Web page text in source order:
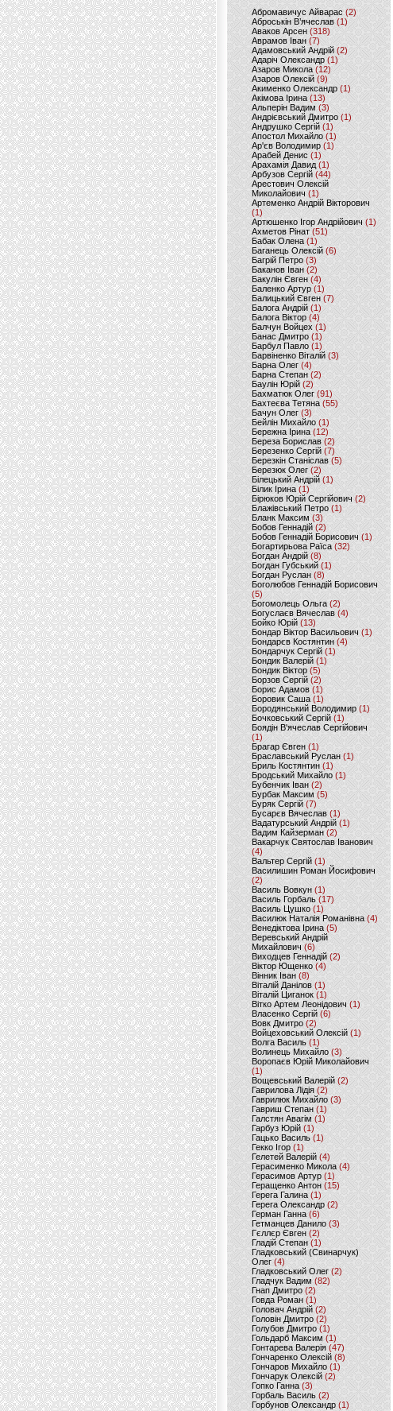
Абромавичус Айварас (2)
Аброськін В’ячеслав(1)
Аваков Арсен (318)
Аврамов Іван (7)
Адамовський Андрій(2)
Адаріч Олександр (1)
Азаров Микола (12)
Азаров Олексій (9)
Акименко Олександр(1)
Акімова Ірина(13)
Альперін Вадим (3)
Андрієвський Дмитро(1)
Андрушко Сергій(1)
Апостол Михайло(1)
Ар'єв Володимир (1)
Арабей Денис(1)
Арахамія Давид (1)
Арбузов Сергій (44)
Арестович Олексій
Миколайович(1)
Артеменко Андрій Вікторович
(1)
Артюшенко Ігор Андрійович(1)
Ахметов Рінат(51)
Бабак Олена(1)
Баганець Олексій(6)
Багрій Петро (3)
Баканов Іван(2)
Бакулін Євген (4)
Баленко Артур(1)
Балицький Євген(7)
Балога Андрій (1)
Балога Віктор (4)
Балчун Войцех (1)
Банас Дмитро (1)
Барбул Павло(1)
Барвіненко Віталій(3)
Барна Олег (4)
Барна Степан (2)
Баулін Юрій (2)
Бахматюк Олег (91)
Бахтеєва Тетяна(55)
Бачун Олег (3)
Бейлін Михайло (1)
Бережна Ірина(12)
Береза Борислав(2)
Березенко Сергій (7)
Березкін Станіслав (5)
Березюк Олег(2)
Білецький Андрій (1)
Білик Ірина (1)
Бірюков Юрій Сергійович (2)
Блажівський Петро (1)
Бланк Максим(3)
Бобов Геннадій (2)
Бобов Геннадій Борисович (1)
Богартирьова Раїса (32)
Богдан Андрій(8)
Богдан Губський (1)
Богдан Руслан(8)
Боголюбов Геннадій Борисович
(5)
Богомолець Ольга (2)
Богуслаєв Вячеслав (4)
Бойко Юрій (13)
Бондар Віктор Васильович (1)
Бондарєв Костянтин (4)
Бондарчук Сергій(1)
Бондик Валерій (1)
Бондик Віктор(5)
Борзов Сергiй (2)
Борис Адамов(1)
Боровик Саша (1)
Бородянський Володимир (1)
Бочковський Сергій (1)
Боядін В'ячеслав Сергійович
(1)
Брагар Євген (1)
Браславський Руслан (1)
Бриль Костянтин (1)
Бродський Михайло (1)
Бубенчик Іван(2)
Бурбак Максим (5)
Буряк Сергій (7)
Бусарєв Вячеслав (1)
Вадатурський Андрій (1)
Вадим Кайзерман (2)
Вакарчук Святослав Іванович
(4)
Вальтер Сергій (1)
Василишин Роман Йосифович
(2)
Василь Вовкун (1)
Василь Горбаль (17)
Василь Цушко (1)
Василюк Наталія Романівна (4)
Венедіктова Ірина(5)
Веревський Андрій
Михайлович (6)
Виходцев Геннадій (2)
Віктор Ющенко (4)
Вінник Іван (8)
Віталій Данілов (1)
Віталій Циганок (1)
Вітко Артем Леонідович(1)
Власенко Сергій (6)
Вовк Дмитро(2)
Войцеховський Олексій(1)
Волга Василь (1)
Волинець Михайло (3)
Воропаєв Юрій Миколайович
(1)
Вощевський Валерій(2)
Гаврилова Лідія (2)
Гаврилюк Михайло (3)
Гавриш Степан (1)
Галстян Авагім (1)
Гарбуз Юрій (1)
Гацько Василь (1)
Гекко Ігор(1)
Гелетей Валерій (4)
Герасименко Микола (4)
Герасимов Артур (1)
Геращенко Антон(15)
Герега Галина (1)
Герега Олександр (2)
Герман Ганна (6)
Гетманцев Данило (3)
Гєллєр Євген (2)
Гладій Степан(1)
Гладковський (Свинарчук)
Олег (4)
Гладковський Олег (2)
Гладчук Вадим (82)
Гнап Дмитро (2)
Говда Роман(1)
Головач Андрій (2)
Головін Дмитро (2)
Голубов Дмитро (1)
Гольдарб Максим(1)
Гонтарева Валерія (47)
Гончаренко Олексій(8)
Гончаров Михайло (1)
Гончарук Олексій (2)
Гопко Ганна (3)
Горбаль Василь (2)
Горбунов Олександр (1)